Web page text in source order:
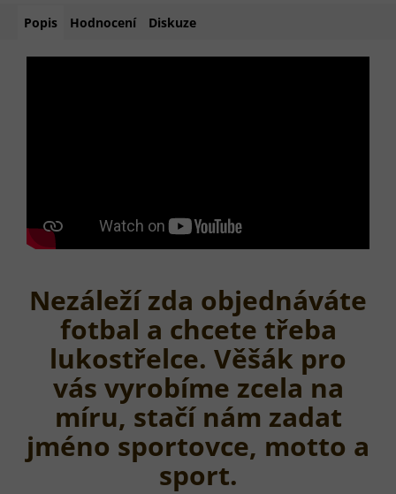
Popis Hodnocení Diskuze
Nezáleží zda objednáváte
fotbal a chcete třeba
lukostřelce. Věšák pro
vás vyrobíme zcela na
míru, stačí nám zadat
jméno sportovce, motto a
sport.